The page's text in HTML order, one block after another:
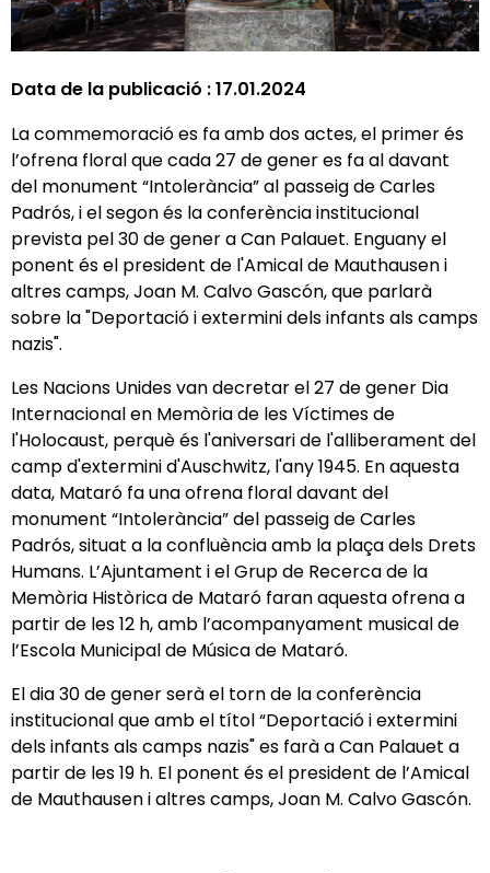
Data de la publicació :17.01.2024
La commemoració es fa amb dos actes, el primer és
l’ofrena floral que cada 27 de gener es fa al davant
del monument “Intolerància” al passeig de Carles
Padrós, i el segon és la conferència institucional
prevista pel 30 de gener a Can Palauet. Enguany el
ponent és el president de l'Amical de Mauthausen i
altres camps, Joan M. Calvo Gascón, que parlarà
sobre la "Deportació i extermini dels infants als camps
nazis".
Les Nacions Unides van decretar el 27 de gener Dia
Internacional en Memòria de les Víctimes de
l'Holocaust, perquè és l'aniversari de l'alliberament del
camp d'extermini d'Auschwitz, l'any 1945. En aquesta
data, Mataró fa una ofrena floral davant del
monument “Intolerància” del passeig de Carles
Padrós, situat a la confluència amb la plaça dels Drets
Humans. L’Ajuntament i el Grup de Recerca de la
Memòria Històrica de Mataró faran aquesta ofrena a
partir de les 12 h, amb l’acompanyament musical de
l’Escola Municipal de Música de Mataró.
El dia 30 de gener serà el torn de la conferència
institucional que amb el títol “Deportació i extermini
dels infants als camps nazis" es farà a Can Palauet a
partir de les 19 h. El ponent és el president de l’Amical
de Mauthausen i altres camps, Joan M. Calvo Gascón.